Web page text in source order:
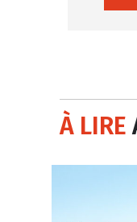
À LIRE